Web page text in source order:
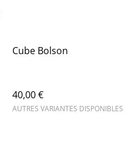
Cube Bolson
40,00 €
AUTRES VARIANTES DISPONIBLES